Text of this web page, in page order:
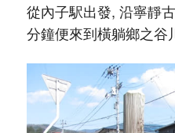
從內子駅出發, 沿寧靜
分鐘便來到橫躺鄉之谷